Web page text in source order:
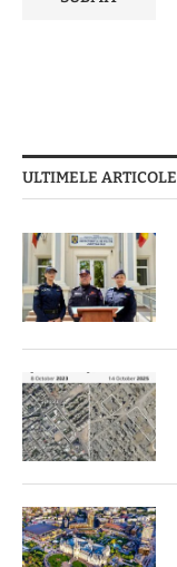
ULTIMELE ARTICOLE